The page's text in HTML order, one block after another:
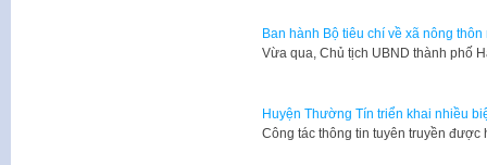
Ban hành Bộ tiêu chí về xã nông
Vừa qua, Chủ tịch UBND thành phố
Huyện Thường Tín triển khai nhiều
Công tác thông tin tuyên truyền